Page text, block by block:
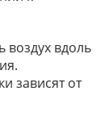
воздух вдоль
зависят от